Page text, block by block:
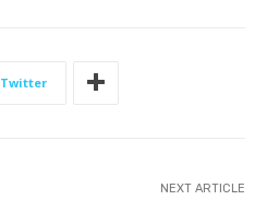
Twitter
NEXT ARTICLE